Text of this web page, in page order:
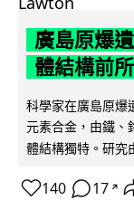
廣島原爆
體結構前
科學家在廣島原爆
元素合金，由鐵、
體結構獨特。研究
140 17 ↗